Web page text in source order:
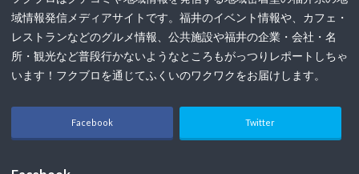
域情報発信メディアサイトです。福井のイベント情報や、カフェ・
レストランなどのグルメ情報、公共施設や福井の企業・会社・名
所・観光など普段行かないようなところもがっつりレポートしちゃ
います！フクブロを通じてふくいのワクワクをお届けします。
Facebook Twitter